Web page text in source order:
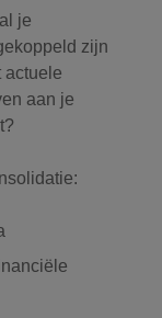
je
zijn
actuele
aan je